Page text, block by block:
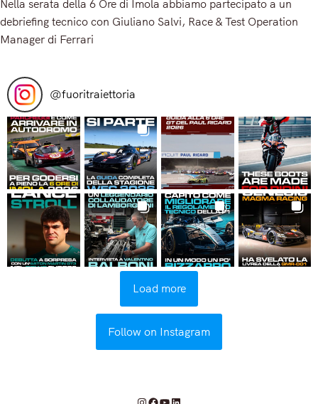
Nella serata della 6 Ore di Imola abbiamo partecipato a un
debriefing tecnico con Giuliano Salvi, Race & Test Operation
Manager di Ferrari
@fuoritraiettoria
Load more
Follow on Instagram